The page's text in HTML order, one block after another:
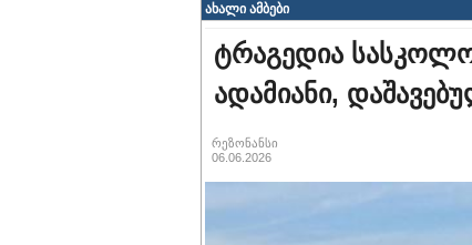
ახალი ამბები
ტრაგედია
ადამიანი,
რეზონანსი
06.06.2026